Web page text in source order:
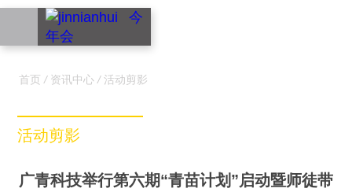
首页 / 资讯中心 / 活动剪影
活动剪影
广青科技举行第六期“青苗计划”启动暨师徒带